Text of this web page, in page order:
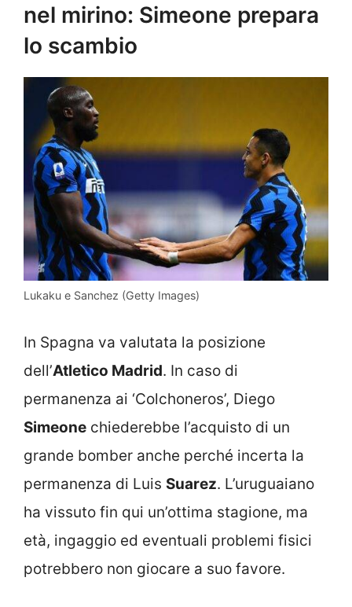
nel mirino: Simeone prepara
lo scambio
Lukaku e Sanchez (Getty Images)
In Spagna va valutata la posizione
dell’Atletico Madrid. In caso di
permanenza ai ‘Colchoneros’, Diego
Simeone chiederebbe l’acquisto di un
grande bomber anche perché incerta la
permanenza di Luis Suarez. L’uruguaiano
ha vissuto fin qui un’ottima stagione, ma
età, ingaggio ed eventuali problemi fisici
potrebbero non giocare a suo favore.